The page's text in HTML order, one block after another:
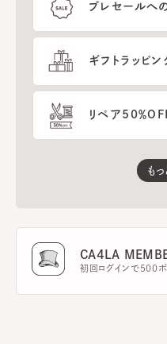
プレセールへ
ギフトラッピ
リペア50％
も
CA4LA
初回ログインで500ポ